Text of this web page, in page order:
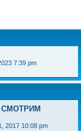
7:39 pm
СМОТРИМ
2017 10:08 pm